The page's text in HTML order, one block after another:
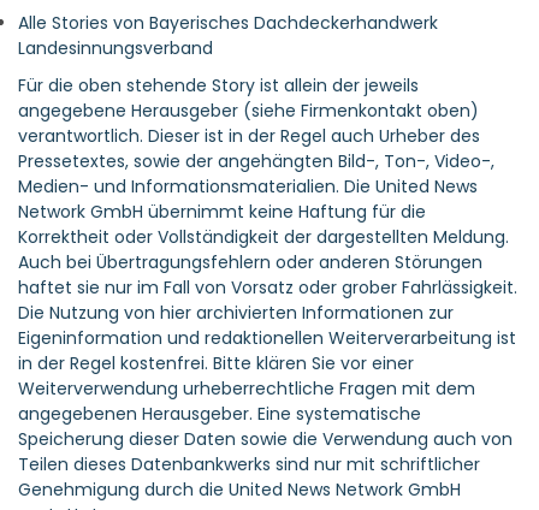
Alle Stories von Bayerisches Dachdeckerhandwerk
Landesinnungsverband
Für die oben stehende Story ist allein der jeweils
angegebene Herausgeber (siehe Firmenkontakt oben)
verantwortlich. Dieser ist in der Regel auch Urheber des
Pressetextes, sowie der angehängten Bild-, Ton-, Video-,
Medien- und Informationsmaterialien. Die United News
Network GmbH übernimmt keine Haftung für die
Korrektheit oder Vollständigkeit der dargestellten Meldung.
Auch bei Übertragungsfehlern oder anderen Störungen
haftet sie nur im Fall von Vorsatz oder grober Fahrlässigkeit.
Die Nutzung von hier archivierten Informationen zur
Eigeninformation und redaktionellen Weiterverarbeitung ist
in der Regel kostenfrei. Bitte klären Sie vor einer
Weiterverwendung urheberrechtliche Fragen mit dem
angegebenen Herausgeber. Eine systematische
Speicherung dieser Daten sowie die Verwendung auch von
Teilen dieses Datenbankwerks sind nur mit schriftlicher
Genehmigung durch die United News Network GmbH